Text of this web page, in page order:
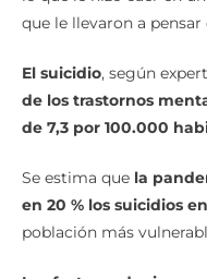
lo que le hizo caer en
El suicidio, según
de los trastornos
Se estima quela
en 20 % los suicidios